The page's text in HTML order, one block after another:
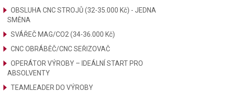
OBSLUHA CNC STROJŮ (32-35.000 Kč) - JEDNA
SMĚNA
SVÁŘEČ MAG/CO2 (34-36.000 Kč)
CNC OBRÁBĚČ/CNC SEŘIZOVAČ
OPERÁTOR VÝROBY – IDEÁLNÍ START PRO
ABSOLVENTY
TEAMLEADER DO VÝROBY